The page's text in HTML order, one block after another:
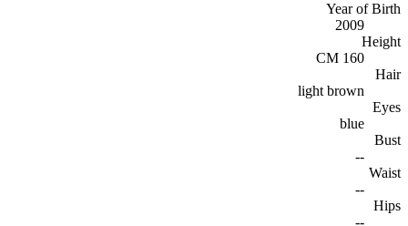
Year of Birth
2009
Height
160 CM
Hair
light brown
Eyes
blue
Bust
--
Waist
--
Hips
--